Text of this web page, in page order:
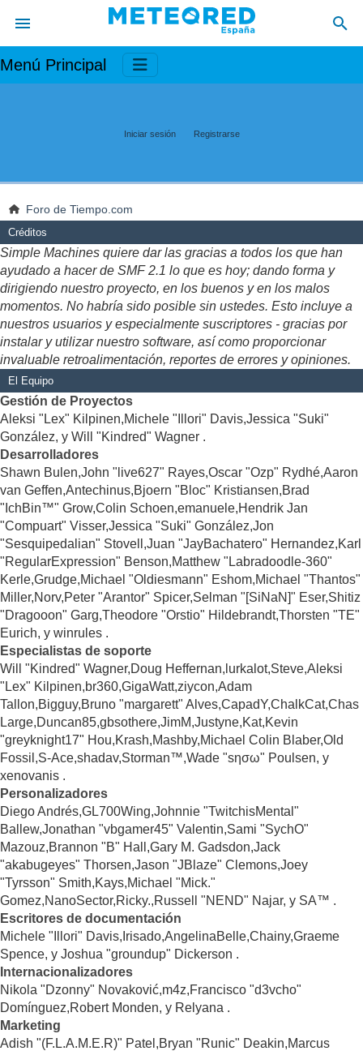
Menú Principal
Iniciar sesión Registrarse
Foro de Tiempo.com
Créditos
Simple Machines quiere dar las gracias a todos los que han
ayudado a hacer de SMF 2.1 lo que es hoy; dando forma y
dirigiendo nuestro proyecto, en los buenos y en los malos
momentos. No habría sido posible sin ustedes. Esto incluye a
nuestros usuarios y especialmente suscriptores - gracias por
instalar y utilizar nuestro software, así como proporcionar
invaluable retroalimentación, reportes de errores y opiniones.
El Equipo
Gestión de Proyectos
Aleksi "Lex" Kilpinen,Michele "Illori" Davis,Jessica "Suki"
González, y Will "Kindred" Wagner .
Desarrolladores
Shawn Bulen,John "live627" Rayes,Oscar "Ozp" Rydhé,Aaron
van Geffen,Antechinus,Bjoern "Bloc" Kristiansen,Brad
"IchBin™" Grow,Colin Schoen,emanuele,Hendrik Jan
"Compuart" Visser,Jessica "Suki" González,Jon
"Sesquipedalian" Stovell,Juan "JayBachatero" Hernandez,Karl
"RegularExpression" Benson,Matthew "Labradoodle-360"
Kerle,Grudge,Michael "Oldiesmann" Eshom,Michael "Thantos"
Miller,Norv,Peter "Arantor" Spicer,Selman "[SiNaN]" Eser,Shitiz
"Dragooon" Garg,Theodore "Orstio" Hildebrandt,Thorsten "TE"
Eurich, y winrules .
Especialistas de soporte
Will "Kindred" Wagner,Doug Heffernan,lurkalot,Steve,Aleksi
"Lex" Kilpinen,br360,GigaWatt,ziycon,Adam
Tallon,Bigguy,Bruno "margarett" Alves,CapadY,ChalkCat,Chas
Large,Duncan85,gbsothere,JimM,Justyne,Kat,Kevin
"greyknight17" Hou,Krash,Mashby,Michael Colin Blaber,Old
Fossil,S-Ace,shadav,Storman™,Wade "sησω" Poulsen, y
xenovanis .
Personalizadores
Diego Andrés,GL700Wing,Johnnie "TwitchisMental"
Ballew,Jonathan "vbgamer45" Valentin,Sami "SychO"
Mazouz,Brannon "B" Hall,Gary M. Gadsdon,Jack
"akabugeyes" Thorsen,Jason "JBlaze" Clemons,Joey
"Tyrsson" Smith,Kays,Michael "Mick."
Gomez,NanoSector,Ricky.,Russell "NEND" Najar, y SA™ .
Escritores de documentación
Michele "Illori" Davis,Irisado,AngelinaBelle,Chainy,Graeme
Spence, y Joshua "groundup" Dickerson .
Internacionalizadores
Nikola "Dzonny" Novaković,m4z,Francisco "d3vcho"
Domínguez,Robert Monden, y Relyana .
Marketing
Adish "(F.L.A.M.E.R)" Patel,Bryan "Runic" Deakin,Marcus